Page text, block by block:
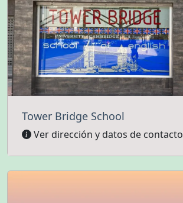
Tower Bridge School
Ver dirección y datos de contacto